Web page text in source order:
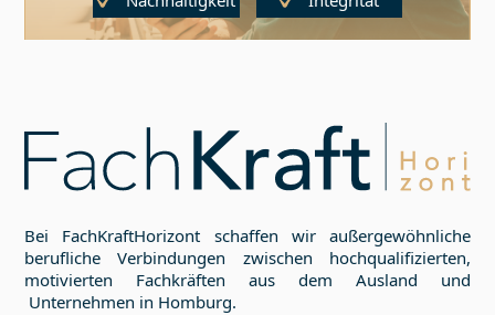
Bei FachKraftHorizont schaffen wir außergewöhnliche
berufliche Verbindungen zwischen hochqualifizierten,
motivierten Fachkräften aus dem Ausland und
Unternehmen in Homburg.